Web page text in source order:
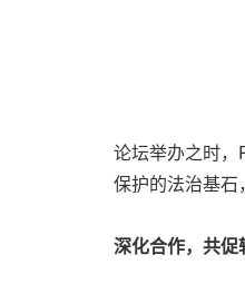
论坛举办之时
保护的法治基石
深化合作，共促